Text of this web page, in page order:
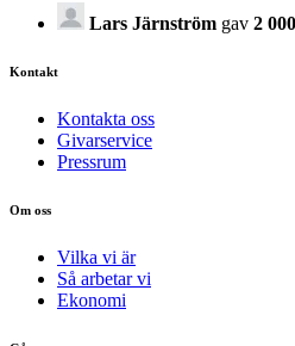
Lars Järnström gav 2
Kontakt
Kontakta oss
Givarservice
Pressrum
Om oss
Vilka vi är
Så arbetar vi
Ekonomi